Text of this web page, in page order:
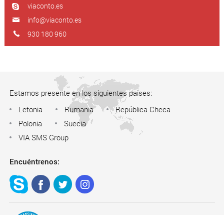
viaconto.es
info@viaconto.es
930 180 960
Estamos presente en los siguientes países:
Letonia
Rumania
República Checa
Polonia
Suecia
VIA SMS Group
Encuéntrenos: